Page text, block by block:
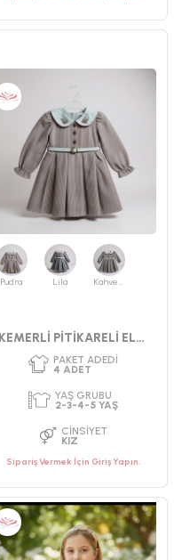
PAKET ADEDI
9-12-18-24 AY
CINSIYET
KIZ
Pudra Lila Kahverengi
KEMERLİ PİTİKARELİ ELBİSE 2-5 YAŞ
Sipariş Vermek İçin Giriş Yapın.